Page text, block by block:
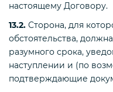
настоящему Договору.
13.2. Сторона, для
обстоятельства,
разумного срока,
наступлении и (по
подтверждающие